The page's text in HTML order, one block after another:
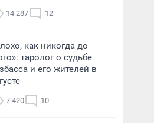
14 287 12
как никогда до
таролог о судьбе
и его жителей в
7 420 10